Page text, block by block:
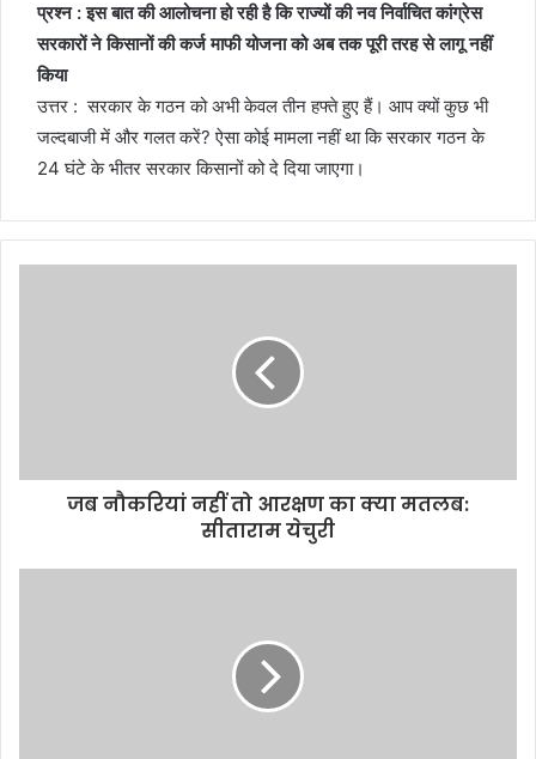
प्रश्न : इस बात की आलोचना हो रही है कि राज्यों की नव निर्वाचित कांग्रेस
सरकारों ने किसानों की कर्ज माफी योजना को अब तक पूरी तरह से लागू नहीं
किया
उत्तर : सरकार के गठन को अभी केवल तीन हफ्ते हुए हैं। आप क्यों कुछ भी
जल्दबाजी में और गलत करें? ऐसा कोई मामला नहीं था कि सरकार गठन के
24 घंटे के भीतर सरकार किसानों को दे दिया जाएगा।
जब नौकरियां नहीं तो आरक्षण का क्या मतलब:
सीताराम येचुरी